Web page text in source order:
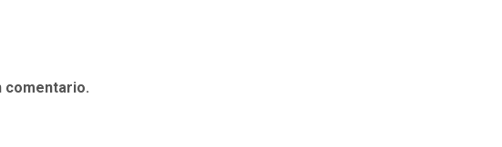
comentario.